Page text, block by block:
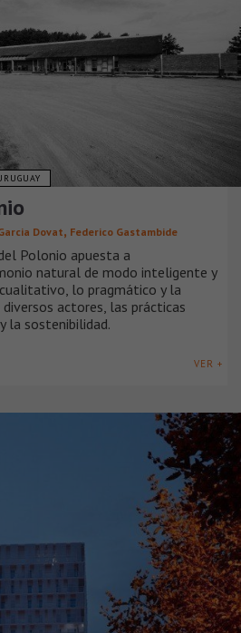
Dovat, Federico Gastambide
Polonio apuesta a
natural de modo inteligente y
lo pragmático y la
actores, las prácticas
la sostenibilidad.
VER +